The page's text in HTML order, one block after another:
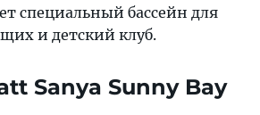
специальный бассейн для
и детский клуб.
Sanya Sunny Bay